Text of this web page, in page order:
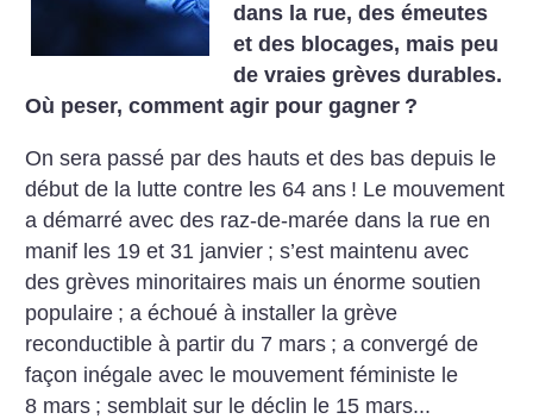
dans la rue, des émeutes
et des blocages, mais peu
de vraies grèves durables.
Où peser, comment agir pour gagner ?
On sera passé par des hauts et des bas depuis le
début de la lutte contre les 64 ans ! Le mouvement
a démarré avec des raz-de-marée dans la rue en
manif les 19 et 31 janvier ; s’est maintenu avec
des grèves minoritaires mais un énorme soutien
populaire ; a échoué à installer la grève
reconductible à partir du 7 mars ; a convergé de
façon inégale avec le mouvement féministe le
8 mars ; semblait sur le déclin le 15 mars...